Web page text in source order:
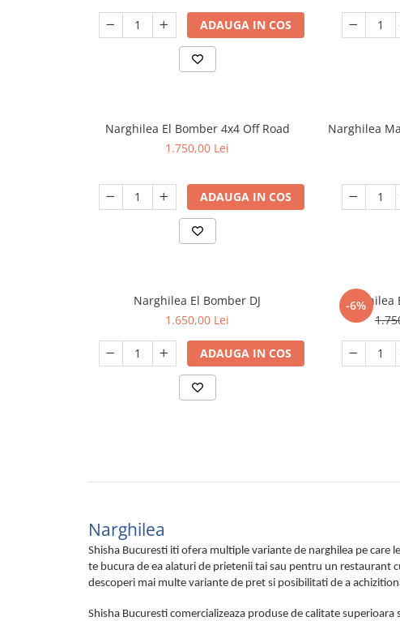
ADAUGA IN COS
Narghilea El Bomber 4x4 Off Road
1.750,00 Lei
ADAUGA IN COS
Narghilea
Narghilea El Bomber DJ
1.650,00 Lei
ADAUGA IN COS
-6%
Narghilea
Narghilea
Shisha Bucuresti iti ofera multiple variante de narghilea pe
te bucura de ea alaturi de prietenii tai sau pentru un restaurant
descoperi mai multe variante de pret si posibilitati de a
Shisha Bucuresti comercializeaza produse de calitate